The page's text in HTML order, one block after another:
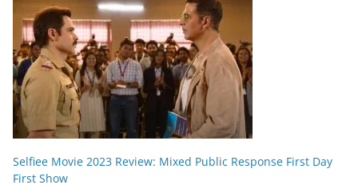
Selfiee Movie 2023 Review: Mixed Public Response First Day
First Show